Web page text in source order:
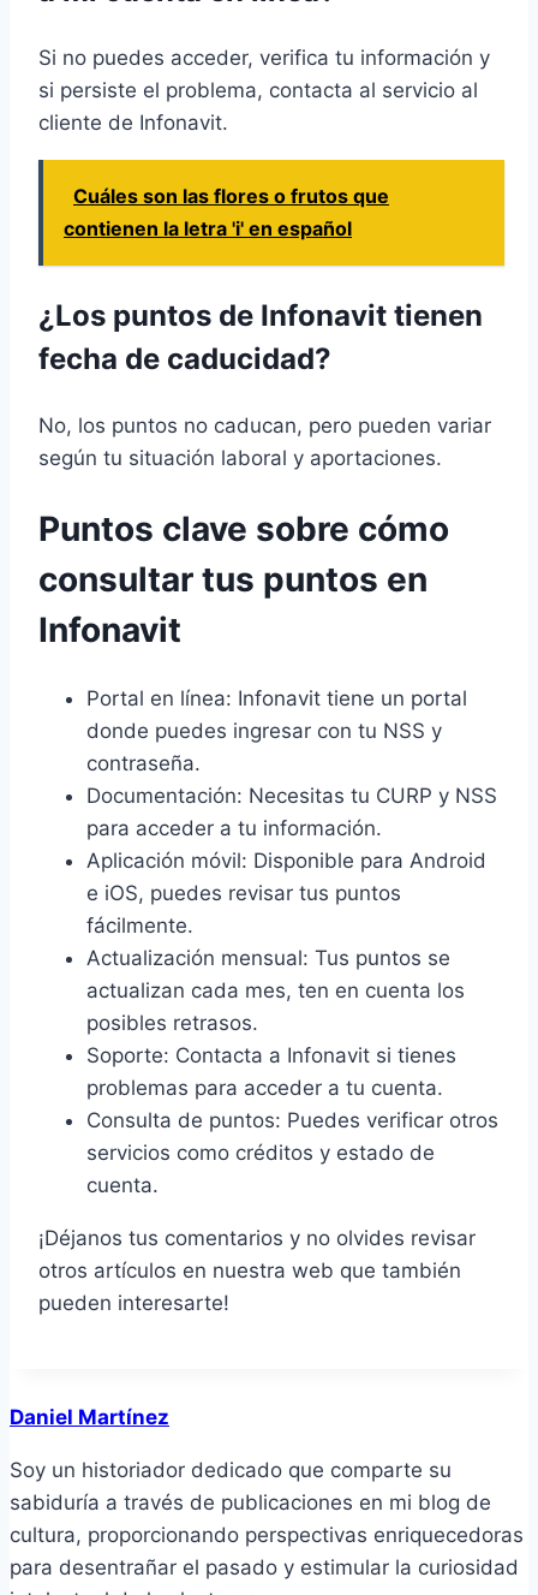
Si no puedes acceder, verifica tu información y
si persiste el problema, contacta al servicio al
cliente de Infonavit.
Cuáles son las flores o frutos que
contienen la letra 'i' en español
¿Los puntos de Infonavit tienen
fecha de caducidad?
No, los puntos no caducan, pero pueden variar
según tu situación laboral y aportaciones.
Puntos clave sobre cómo
consultar tus puntos en
Infonavit
Portal en línea: Infonavit tiene un portal
donde puedes ingresar con tu NSS y
contraseña.
Documentación: Necesitas tu CURP y NSS
para acceder a tu información.
Aplicación móvil: Disponible para Android
e iOS, puedes revisar tus puntos
fácilmente.
Actualización mensual: Tus puntos se
actualizan cada mes, ten en cuenta los
posibles retrasos.
Soporte: Contacta a Infonavit si tienes
problemas para acceder a tu cuenta.
Consulta de puntos: Puedes verificar otros
servicios como créditos y estado de
cuenta.
¡Déjanos tus comentarios y no olvides revisar
otros artículos en nuestra web que también
pueden interesarte!
Daniel Martínez
Soy un historiador dedicado que comparte su
sabiduría a través de publicaciones en mi blog de
cultura, proporcionando perspectivas enriquecedoras
para desentrañar el pasado y estimular la curiosidad